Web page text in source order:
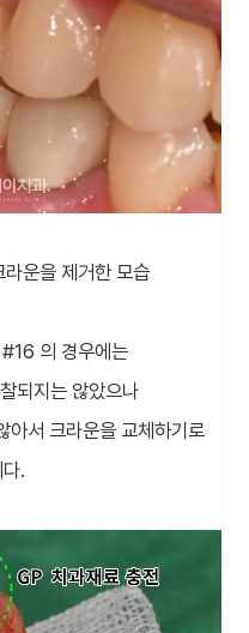
운을 제거한 모습
의 경우에는
되지는 않았으나
아서 크라운을 교체하기로
.